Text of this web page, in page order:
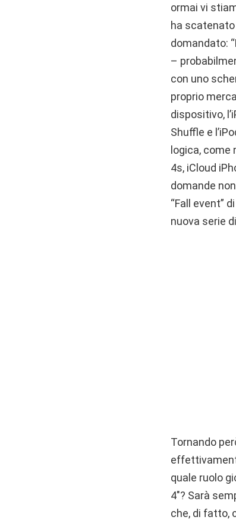
ormai vi
ha
domandato:
–
con uno
proprio
dispositivo,
Shuffle e
logica, come
4s, iCloud
domande
“Fall event”
nuova serie
Tornando
quale ruolo
4″? Sarà
che, di fatto,